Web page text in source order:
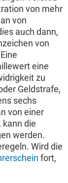
von mehr
von
auch dann,
von
eine
zu
Geldstrafe,
sechs
von einer
kann die
werden.
Wird die
fort,